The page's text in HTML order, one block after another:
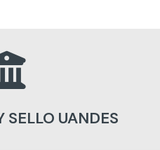
SELLO UANDES